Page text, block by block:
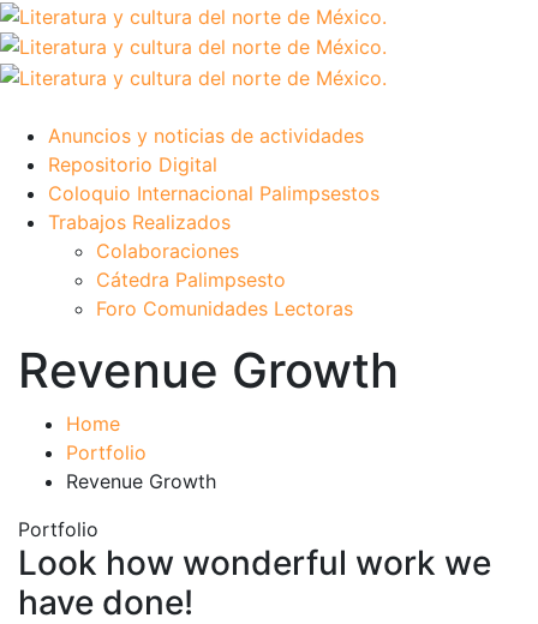
Anuncios y noticias de actividades
Repositorio Digital
Coloquio Internacional Palimpsestos
Trabajos Realizados
Colaboraciones
Cátedra Palimpsesto
Foro Comunidades Lectoras
Revenue Growth
Home
Portfolio
Revenue Growth
Portfolio
Look how wonderful work we
have done!